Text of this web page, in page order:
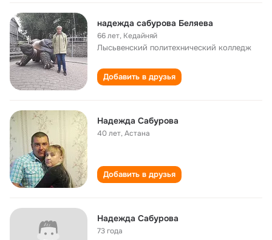
надежда сабурова Беляева
66 лет, Кедайняй
Лысьвенский политехнический колледж
Добавить в друзья
Надежда Сабурова
40 лет,Астана
Добавить в друзья
Надежда Сабурова
73 года